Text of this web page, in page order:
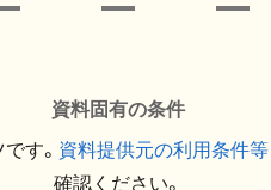
資料固有の条件
す。 資料提供元の利用条件等
確認ください。